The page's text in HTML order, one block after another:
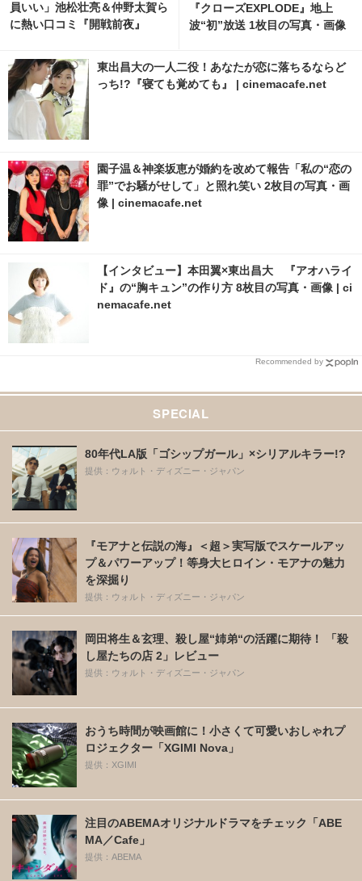
員いい」池松壮亮＆仲野太賀ら
に熱い口コミ『開戦前夜』
『クローズEXPLODE』地上
波“初”放送 1枚目の写真・画像
東出昌大の一人二役！あなたが恋に落ちるならど
っち!?『寝ても覚めても』 | cinemacafe.net
園子温＆神楽坂恵が婚約を改めて報告「私の“恋の
罪”でお騒がせして」と照れ笑い 2枚目の写真・画
像 | cinemacafe.net
【インタビュー】本田翼×東出昌大 『アオハライ
ド』の“胸キュン”の作り方 8枚目の写真・画像 | ci
nemacafe.net
Recommended by
SPECIAL
80年代LA版「ゴシップガール」×シリアルキラー!?
提供：ウォルト・ディズニー・ジャパン
『モアナと伝説の海』＜超＞実写版でスケールアッ
プ＆パワーアップ！等身大ヒロイン・モアナの魅力
を深掘り
提供：ウォルト・ディズニー・ジャパン
岡田将生＆玄理、殺し屋“姉弟“の活躍に期待！ 「殺
し屋たちの店 2」レビュー
提供：ウォルト・ディズニー・ジャパン
おうち時間が映画館に！小さくて可愛いおしゃれプ
ロジェクター「XGIMI Nova」
提供：XGIMI
注目のABEMAオリジナルドラマをチェック「ABE
MA／Cafe」
提供：ABEMA